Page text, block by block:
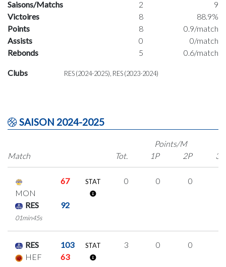
Saisons/Matchs 2
9
Victoires
8
88.9%
Points
8
0.9/match
Assists
0
0/match
Rebonds
5 0.6/match
Clubs RES (2024-2025), RES (2023-2024)
SAISON 2024-2025
Match
Points/M
Tot.
1P 2P 3P
MON
67
RES 92
01min45s
STAT 0 0 0
RES
103
HEF
63
STAT 3 0 0